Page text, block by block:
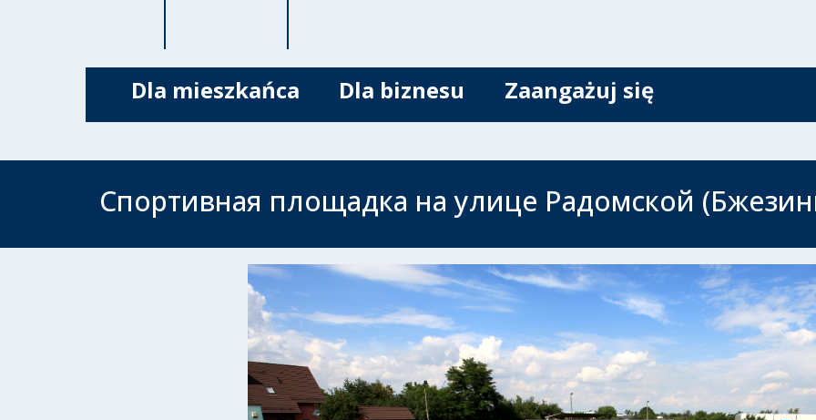
Dla mieszkańca Dla biznesu Zaangażuj się
Спортивная площадка на улице Радомской